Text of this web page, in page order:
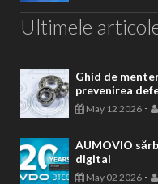
Ultimele
Ghid de
prevenirea
May 12 2026 -
AUMOVIO
digital
May 02 2026 -